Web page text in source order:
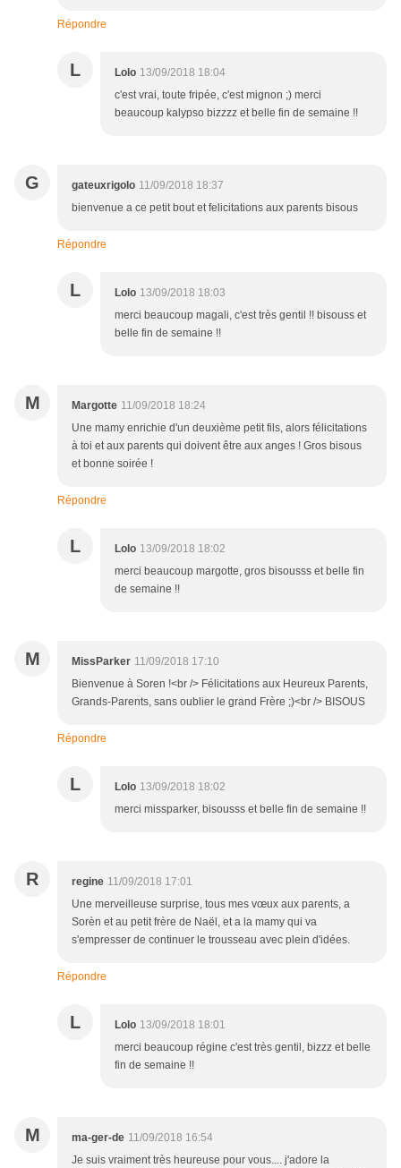
Répondre
L Lolo 13/09/2018 18:04
c'est vrai, toute fripée, c'est mignon ;) merci
beaucoup kalypso bizzzz et belle fin de semaine !!
G gateuxrigolo 11/09/2018 18:37
bienvenue a ce petit bout et felicitations aux parents bisous
Répondre
L Lolo 13/09/2018 18:03
merci beaucoup magali, c'est très gentil !! bisouss et
belle fin de semaine !!
M Margotte 11/09/2018 18:24
Une mamy enrichie d'un deuxième petit fils, alors félicitations
à toi et aux parents qui doivent être aux anges ! Gros bisous
et bonne soirée !
Répondre
L Lolo 13/09/2018 18:02
merci beaucoup margotte, gros bisousss et belle fin
de semaine !!
M MissParker 11/09/2018 17:10
Bienvenue à Soren !<br /> Félicitations aux Heureux Parents,
Grands-Parents, sans oublier le grand Frère ;)<br /> BISOUS
Répondre
L Lolo 13/09/2018 18:02
merci missparker, bisousss et belle fin de semaine !!
R regine 11/09/2018 17:01
Une merveilleuse surprise, tous mes vœux aux parents, a
Sorèn et au petit frère de Naël, et a la mamy qui va
s'empresser de continuer le trousseau avec plein d'idées.
Répondre
L Lolo 13/09/2018 18:01
merci beaucoup régine c'est très gentil, bizzz et belle
fin de semaine !!
M ma-ger-de 11/09/2018 16:54
Je suis vraiment très heureuse pour vous.... j'adore la